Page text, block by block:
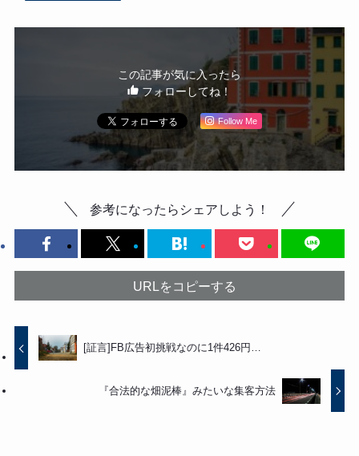
この記事が気に入ったら
フォローしてね！
Follow Me
参考になったらシェアしよう！
URLをコピーする
[証言]FB広告初挑戦なのに1件426円…
『合法的な畑泥棒』みたいな集客方法